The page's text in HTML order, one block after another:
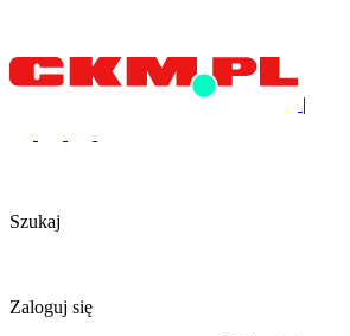
|
Szukaj
Zaloguj się